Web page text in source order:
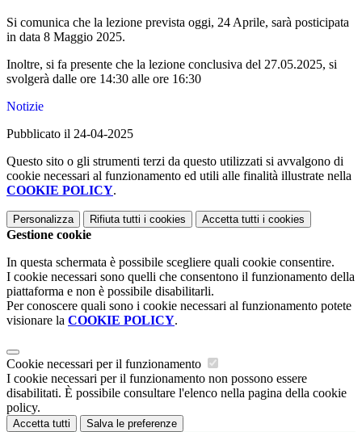
Si comunica che la lezione prevista oggi, 24 Aprile, sarà posticipata
in data 8 Maggio 2025.
Inoltre, si fa presente che la lezione conclusiva del 27.05.2025, si
svolgerà dalle ore 14:30 alle ore 16:30
Notizie
Pubblicato il 24-04-2025
Questo sito o gli strumenti terzi da questo utilizzati si avvalgono di
cookie necessari al funzionamento ed utili alle finalità illustrate nella
COOKIE POLICY.
Personalizza Rifiuta tutti i cookies Accetta tutti i cookies
Gestione cookie
In questa schermata è possibile scegliere quali cookie consentire.
I cookie necessari sono quelli che consentono il funzionamento della
piattaforma e non è possibile disabilitarli.
Per conoscere quali sono i cookie necessari al funzionamento potete
visionare la COOKIE POLICY.
Cookie necessari per il funzionamento
I cookie necessari per il funzionamento non possono essere
disabilitati. È possibile consultare l'elenco nella pagina della cookie
policy.
Accetta tutti Salva le preferenze